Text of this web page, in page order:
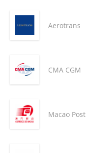
Aerotrans
CMA CGM
Macao Post